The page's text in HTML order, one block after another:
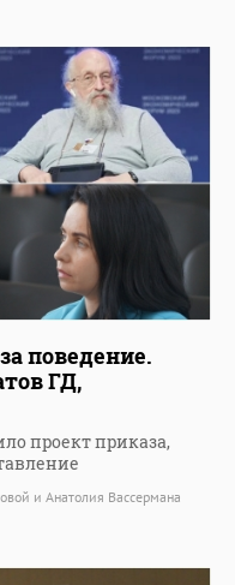
поведение.
ГД,
проект приказа,
и Анатолия Вассермана